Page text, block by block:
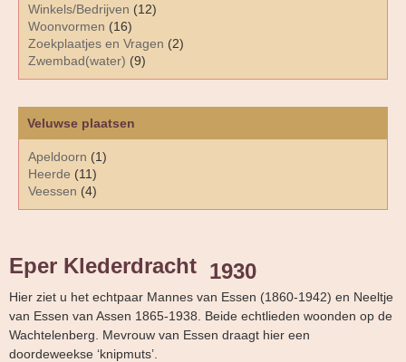
Winkels/Bedrijven (12)
Woonvormen (16)
Zoekplaatjes en Vragen (2)
Zwembad(water) (9)
Veluwse plaatsen
Apeldoorn (1)
Heerde (11)
Veessen (4)
Eper Klederdracht 1930
Hier ziet u het echtpaar Mannes van Essen (1860-1942) en Neeltje
van Essen van Assen 1865-1938. Beide echtlieden woonden op de
Wachtelenberg. Mevrouw van Essen draagt hier een
doordeweekse ‘knipmuts’.